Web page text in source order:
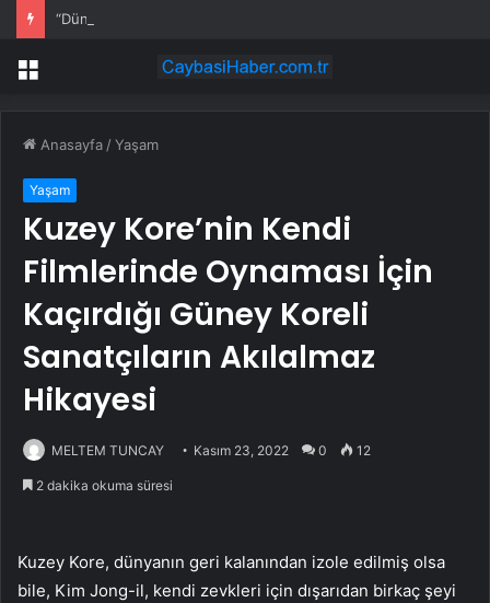
Menü
Anasayfa /Yaşam
Yaşam
Kuzey Kore’nin Kendi
Filmlerinde Oynaması İçin
Kaçırdığı Güney Koreli
Sanatçıların Akılalmaz
Hikayesi
MELTEM TUNCAY Kasım 23, 2022 0 12
2 dakika okuma süresi
Kuzey Kore, dünyanın geri kalanından izole edilmiş olsa
bile, Kim Jong-il, kendi zevkleri için dışarıdan birkaç şeyi